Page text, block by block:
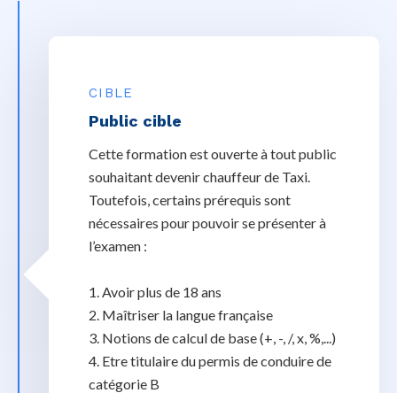
CIBLE
Public cible
Cette formation est ouverte à tout public
souhaitant devenir chauffeur de Taxi.
Toutefois, certains prérequis sont
nécessaires pour pouvoir se présenter à
l’examen :
1. Avoir plus de 18 ans
2. Maîtriser la langue française
3. Notions de calcul de base (+, -, /, x, %,...)
4. Etre titulaire du permis de conduire de
catégorie B